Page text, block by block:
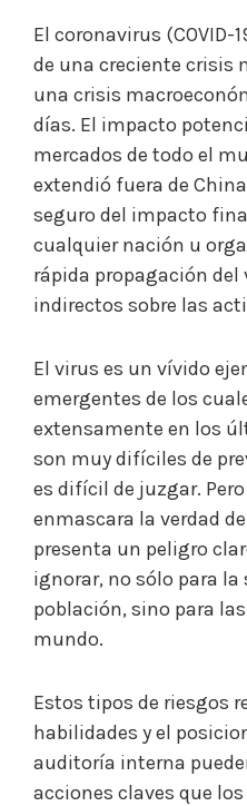
El coronavirus
de una creciente crisis
una crisis
días. El impacto
mercados de todo el
extendió fuera de
seguro del impacto
cualquier nación u
rápida propagación del
indirectos sobre las
El virus es un vívido
emergentes de los
extensamente en los
son muy difíciles de
es difícil de juzgar.
enmascara la verdad de
presenta un peligro
ignorar, no sólo para la
población, sino para
mundo.
Estos tipos de riesgos
habilidades y el
auditoría interna
acciones claves que